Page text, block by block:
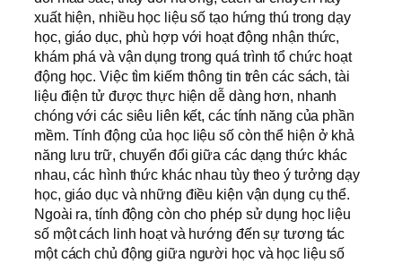
xuất hiện, nhiều học liệu số tạo hứng thú trong dạy
học, giáo dục, phù hợp với hoạt động nhận thức,
khám phá và vận dụng trong quá trình tổ chức hoạt
động học. Việc tìm kiếm thông tin trên các sách, tài
liệu điện tử được thực hiện dễ dàng hơn, nhanh
chóng với các siêu liên kết, các tính năng của phần
mềm. Tính động của học liệu số còn thể hiện ở khả
năng lưu trữ, chuyển đổi giữa các dạng thức khác
nhau, các hình thức khác nhau tùy theo ý tưởng dạy
học, giáo dục và những điều kiện vận dụng cụ thể.
Ngoài ra, tính động còn cho phép sử dụng học liệu
số một cách linh hoạt và hướng đến sự tương tác
một cách chủ động giữa người học và học liệu số